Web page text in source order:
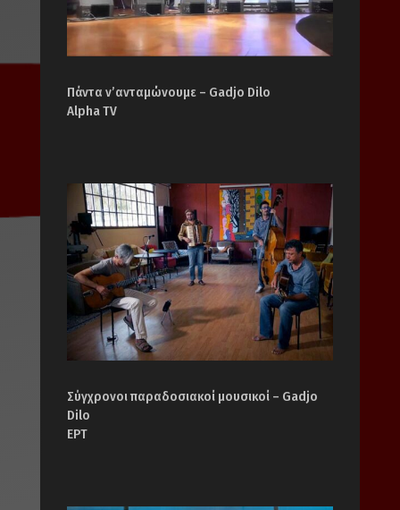
Πάντα ν’ανταμώνουμε – Gadjo Dilo
Alpha TV
Σύγχρονοι παραδοσιακοί μουσικοί – Gadjo
Dilo
ΕΡΤ